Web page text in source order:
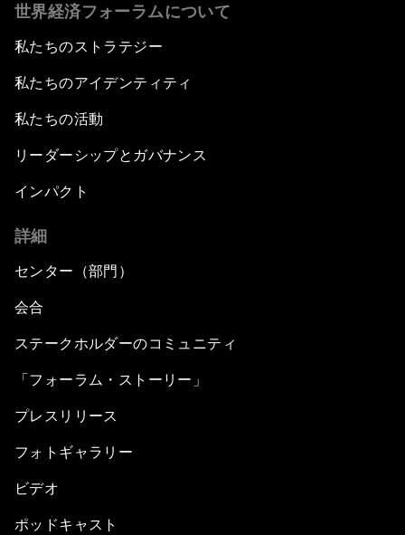
世界経済フォーラムについて
私たちのストラテジー
私たちのアイデンティティ
私たちの活動
リーダーシップとガバナンス
インパクト
詳細
センター（部門）
会合
ステークホルダーのコミュニティ
「フォーラム・ストーリー」
プレスリリース
フォトギャラリー
ビデオ
ポッドキャスト